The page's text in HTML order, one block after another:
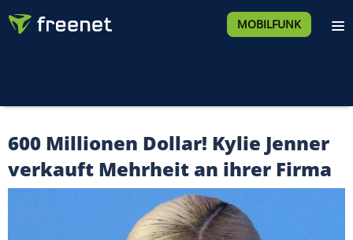
MOBILFUNK
600 Millionen Dollar! Kylie Jenner
verkauft Mehrheit an ihrer Firma